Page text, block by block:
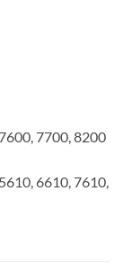
7700, 8200
6610, 7610,